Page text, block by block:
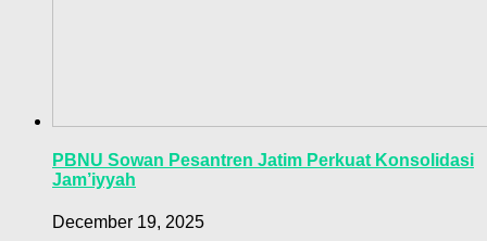
PBNU Sowan Pesantren Jatim Perkuat Konsolidasi
Jam’iyyah
December 19, 2025